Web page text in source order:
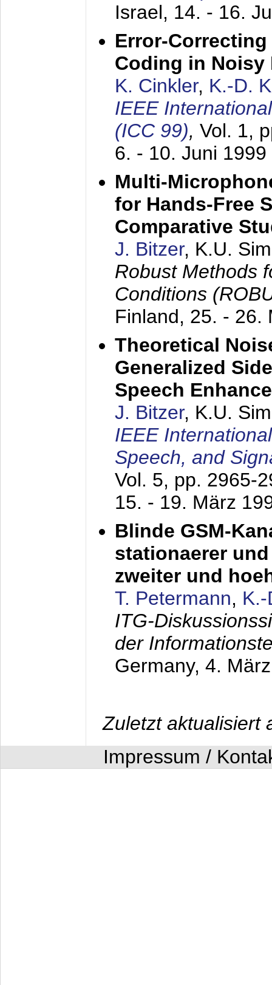
Israel, 14. - 16.
Error-
Coding in Noisy
K. Cinkler, K.-D.
IEEE
(ICC 99), Vol. 1,
6. - 10. Juni 1999
Multi-
for Hands-Free
Comparative
J. Bitzer, K.U.
Robust Methods
Conditions
Finland, 25. - 26.
Theoretical
Generalized
Speech
J. Bitzer, K.U.
IEEE
Speech, and
Vol. 5, pp. 2965-
15. - 19. März
Blinde GSM-
stationaerer
zweiter und
T. Petermann,
ITG-
der
Germany, 4.
Zuletzt aktualisiert
Impressum /